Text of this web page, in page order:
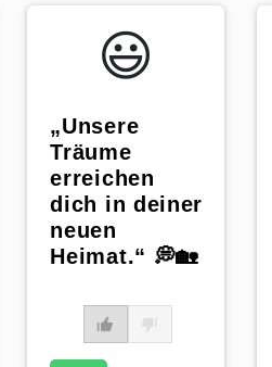
😃️
„Unsere
Träume
erreichen
dich in deiner
neuen
Heimat.“ 💭🏡